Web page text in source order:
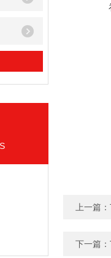
上一篇：
下一篇：